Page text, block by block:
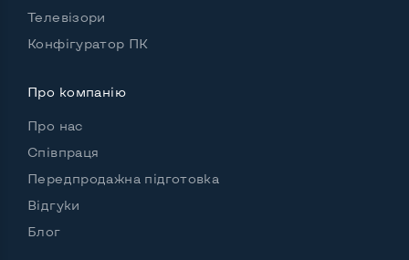
Тип відеокарти
Відеопроцесор ноутбука
Зручність користування:
Матеріал корпусуМетал
Телевізори
Конфігуратор ПК
Про компанію
Про нас
Співпраця
Передпродажна підготовка
Відгуки
Блог